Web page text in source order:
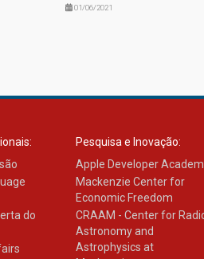
01/06/2021
do
Pesquisa e Inovação:
Apple Developer
Mackenzie Center for
Economic Freedom
CRAAM - Center for
Astronomy and
Astrophysics at